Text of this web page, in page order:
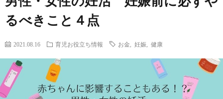
グ
ッ
ス
るべきこと４点
2021.08.16 育児お役立ち情報 お金 妊娠 健康